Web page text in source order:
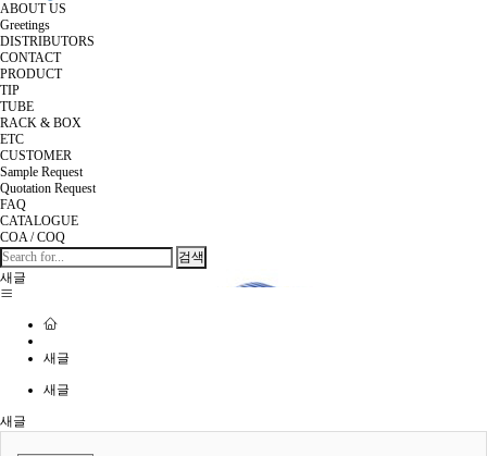
ABOUT US
Greetings
DISTRIBUTORS
CONTACT
PRODUCT
TIP
TUBE
RACK & BOX
ETC
CUSTOMER
Sample Request
Quotation Request
FAQ
CATALOGUE
COA / COQ
검색
새글
새글
새글
새글